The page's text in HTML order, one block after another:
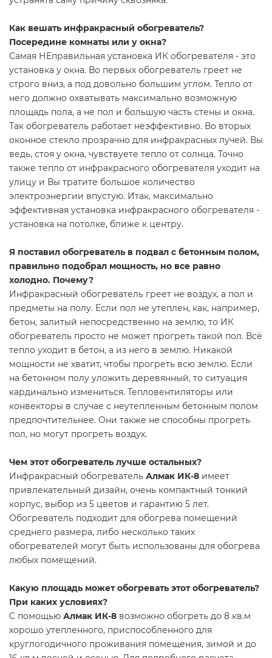
Как вешать инфракрасный обогреватель?
Посередине комнаты или у окна?
Самая НЕправильная установка ИК обогревателя - это
установка у окна. Во первых обогреватель греет не
строго вниз, а под довольно большим углом. Тепло от
него должно охватывать максимально возможную
площадь пола, а не пол и большую часть стены и окна.
Так обогреватель работает неэффективно. Во вторых
оконное стекло прозрачно для инфракрасных лучей. Вы
ведь, стоя у окна, чувствуете тепло от солнца. Точно
также тепло от инфракрасного обогревателя уходит на
улицу и Вы тратите большое количество
электроэнергии впустую. Итак, максимально
эффективная установка инфракрасного обогревателя -
установка на потолке, ближе к центру.
Я поставил обогреватель в подвал с бетонным полом,
правильно подобрал мощность, но все равно
холодно. Почему?
Инфракрасный обогреватель греет не воздух, а пол и
предметы на полу. Если пол не утеплен, как, например,
бетон, залитый непосредственно на землю, то ИК
обогреватель просто не может прогреть такой пол. Всё
тепло уходит в бетон, а из него в землю. Никакой
мощности не хватит, чтобы прогреть всю землю. Если
на бетонном полу уложить деревянный, то ситуация
кардинально измениться. Тепловентиляторы или
конвекторы в случае с неутепленным бетонным полом
предпочтительнее. Они также не способны прогреть
пол, но могут прогреть воздух.
Чем этот обогреватель лучше остальных?
Инфракрасный обогреватель Алмак ИК-8 имеет
привлекательный дизайн, очень компактный тонкий
корпус, выбор из 5 цветов и гарантию 5 лет.
Обогреватель подходит для обогрева помещений
среднего размера, либо несколько таких
обогревателей могут быть использованы для обогрева
любых помещений.
Какую площадь может обогревать этот обогреватель?
При каких условиях?
C помощью Алмак ИК-8 возможно обогреть до 8 кв.м
хорошо утепленного, приспособленного для
круглогодичного проживания помещения, зимой и до